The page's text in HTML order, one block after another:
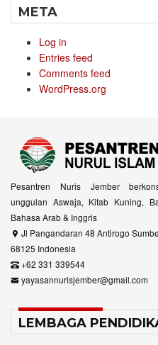
META
Log in
Entries feed
Comments feed
WordPress.org
Pesantren Nuris Jember
unggulan Aswaja, Kitab Kuning,
Bahasa Arab & Inggris
Jl Pangandaran 48 Antirogo
68125 Indonesia
+62 331 339544
yayasannurisjember@gmail.com
LEMBAGA